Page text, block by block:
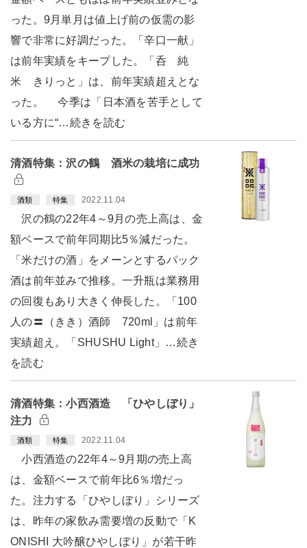
った。9月単月は値上げ前の仮需の影
響で非常に好調だった。「辛口一献」
は前年実績をキープした。「呑 純
米 きりっと」は、前年実績超えとな
った。 今季は「日本酒を苦手として
いる方に“…続きを読む
清酒特集：沢の鶴 酒米の栽培に成功
酒類 特集 2022.11.04
沢の鶴の22年4～9月の売上高は、金
額ベースで前年同期比5％減だった。
「米だけの酒」をメーンとするパック
酒は前年並みで推移。一升瓶は業務用
の回復もあり大きく伸長した。「100
人の〓（きき）酒師 720ml」は前年
実績超え。「SHUSHU Light」…続き
を読む
清酒特集：小西酒造 「ひやしぼり」
注力
酒類 特集 2022.11.04
小西酒造の22年4～9月期の売上高
は、金額ベースで前年比6％増だっ
た。注力する「ひやしぼり」シリーズ
は、昨年の家飲み需要増の反動で「K
ONISHI 大吟醸ひやしぼり」が若干昨